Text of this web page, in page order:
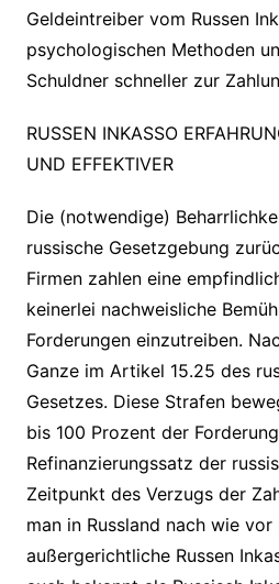
Geldeintreiber vom Russen
psychologischen Methoden
Schuldner schneller zur
RUSSEN INKASSO
UND EFFEKTIVER
Die (notwendige)
russische Gesetzgebung
Firmen zahlen eine
keinerlei nachweisliche
Forderungen einzutreiben.
Ganze im Artikel 15.25 des
Gesetzes. Diese Strafen
bis 100 Prozent der
Refinanzierungssatz der
Zeitpunkt des Verzugs der
man in Russland nach wie
außergerichtliche Russen